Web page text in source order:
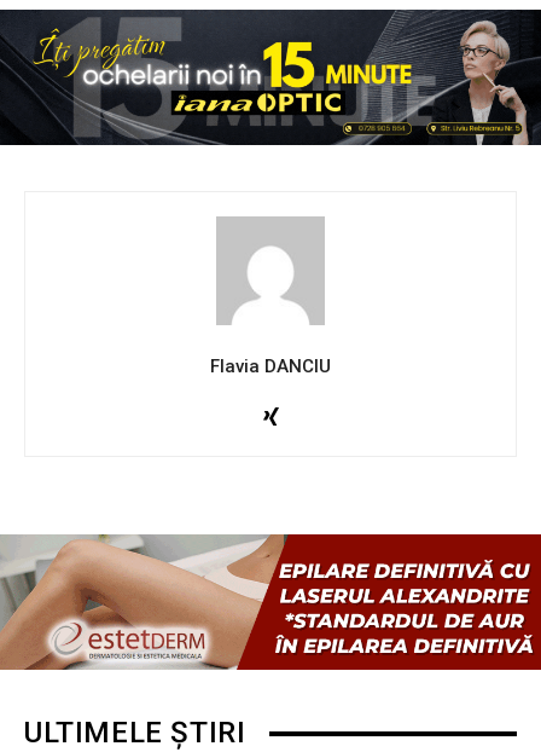
Flavia DANCIU
ULTIMELE ȘTIRI